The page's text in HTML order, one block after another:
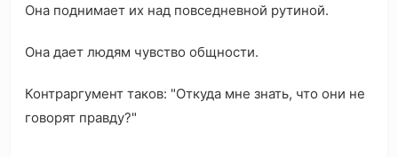
Она поднимает их над повседневной рутиной.
Она дает людям чувство общности.
Контраргумент таков: "Откуда мне знать, что они не
говорят правду?"